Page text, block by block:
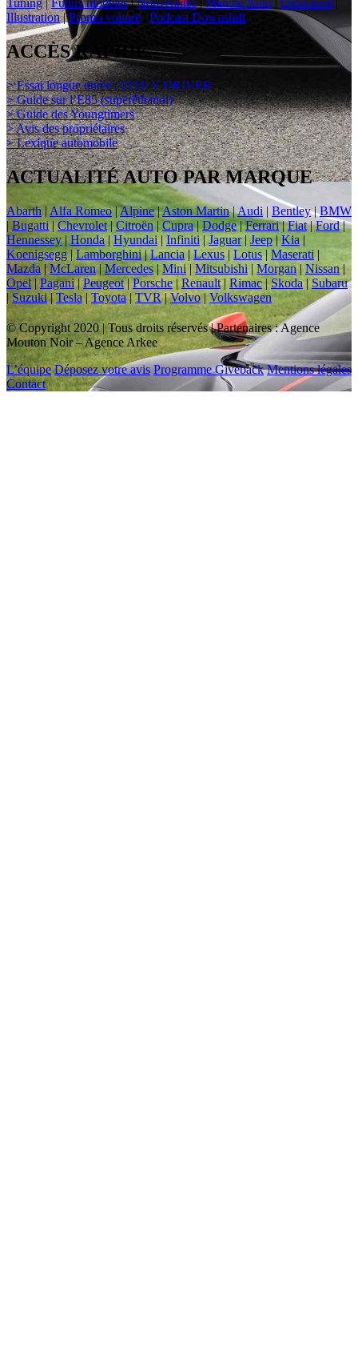
Tuning|Futurs modèles|Nouveautés| Marché Auto Oldschool
Illustration|Promo voiture Podcast Downshift
ACCÈS RAPIDE
> Essai longue durée : DAILY DRIVER
> Guide sur l’E85 (superéthanol)
> Guide des Youngtimers
> Avis des propriétaires
> Lexique automobile
ACTUALITÉ AUTO PAR MARQUE
Abarth | Alfa Romeo|Alpine|Aston Martin|Audi | Bentley|BMW
| Bugatti|Chevrolet|Citroën |Cupra | Dodge|Ferrari|Fiat|Ford|
Hennessey| Honda| Hyundai |Infiniti | Jaguar| Jeep|Kia |
Koenigsegg|Lamborghini|Lancia|Lexus | Lotus| Maserati |
Mazda |McLaren|Mercedes | Mini | Mitsubishi | Morgan|Nissan|
Opel | Pagani|Peugeot|Porsche | Renault| Rimac|Skoda | Subaru
| Suzuki|Tesla| Toyota | TVR|Volvo|Volkswagen
© Copyright 2020 | Tous droits réservés | Partenaires : Agence
Mouton Noir – Agence Arkee
L’équipe Déposez votre avis Programme Giveback Mentions légales
Contact